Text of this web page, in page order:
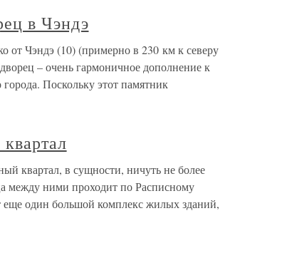
в Чэндэ
от Чэндэ (10) (примерно в 230 км к северу
– очень гармоничное дополнение к
Поскольку этот памятник
квартал, в сущности, ничуть не более
между ними проходит по Расписному
один большой комплекс жилых зданий,